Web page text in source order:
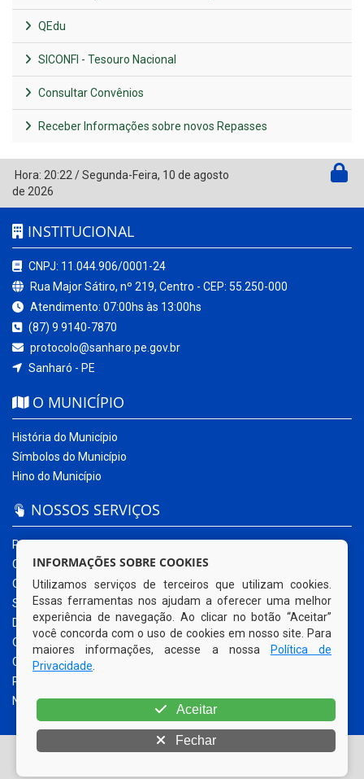
QEdu
SICONFI - Tesouro Nacional
Consultar Convênios
Receber Informações sobre novos Repasses
Hora: 20:22 /Segunda-Feira, 10 de agosto
de 2026
INSTITUCIONAL
CNPJ: 11.044.906/0001-24
Rua Major Sátiro, nº 219, Centro - CEP: 55.250-000
Atendimento: 07:00hs às 13:00hs
(87) 9 9140-7870
protocolo@sanharo.pe.gov.br
Sanharó - PE
O MUNICÍPIO
História do Município
Símbolos do Município
Hino do Município
NOSSOS SERVIÇOS
Portal da Transparência
Carta de Serviços ao Usuário
Ouvidoria Municipal
Sistema Eletrônico – e-SIC
Diário Oficial
Quadro de Avisos
Contracheque Online
Portal do Contribuinte
Nota Fiscal Eletrônica
© Copyright 2026 Prefeitura Municipal de Sanharó | Todos os
INFORMAÇÕES SOBRE COOKIES
Utilizamos serviços de terceiros que utilizam cookies.
Essas ferramentas nos ajudam a oferecer uma melhor
experiência de navegação. Ao clicar no botão “Aceitar”
você concorda com o uso de cookies em nosso site. Para
maiores informações, acesse a nossa
Política de
Privacidade
Aceitar
Fechar